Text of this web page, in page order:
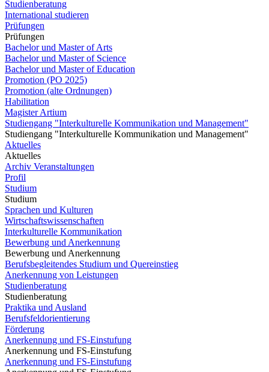
Studienberatung
International studieren
Prüfungen
Prüfungen
Bachelor und Master of Arts
Bachelor und Master of Science
Bachelor und Master of Education
Promotion (PO 2025)
Promotion (alte Ordnungen)
Habilitation
Magister Artium
Studiengang "Interkulturelle Kommunikation und Management"
Studiengang "Interkulturelle Kommunikation und Management"
Aktuelles
Aktuelles
Archiv Veranstaltungen
Profil
Studium
Studium
Sprachen und Kulturen
Wirtschaftswissenschaften
Interkulturelle Kommunikation
Bewerbung und Anerkennung
Bewerbung und Anerkennung
Berufsbegleitendes Studium und Quereinstieg
Anerkennung von Leistungen
Studienberatung
Studienberatung
Praktika und Ausland
Berufsfeldorientierung
Förderung
Anerkennung und FS-Einstufung
Anerkennung und FS-Einstufung
Anerkennung und FS-Einstufung